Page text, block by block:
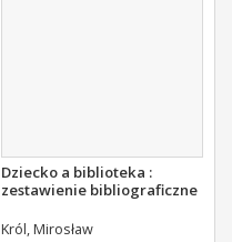
Dziecko a biblioteka :
zestawienie bibliograficzne
Król, Mirosław